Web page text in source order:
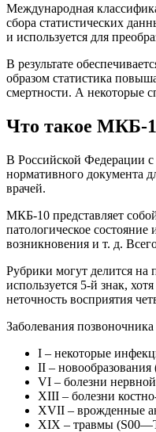
Международная
сбора статистических
и используется для
В результате
образом статистика
смертности. А некоторые
Что такое МКБ-
В Российской Федерации с
нормативного документа
врачей.
МКБ-10 представляет
патологическое
возникновения и т. д.
Рубрики могут делится на
используется 5-й знак,
неточность восприятия
Заболевания
I – некоторые
II –
VI – болезни
XIII – болезни
XVII – врожденные
XIX – травмы